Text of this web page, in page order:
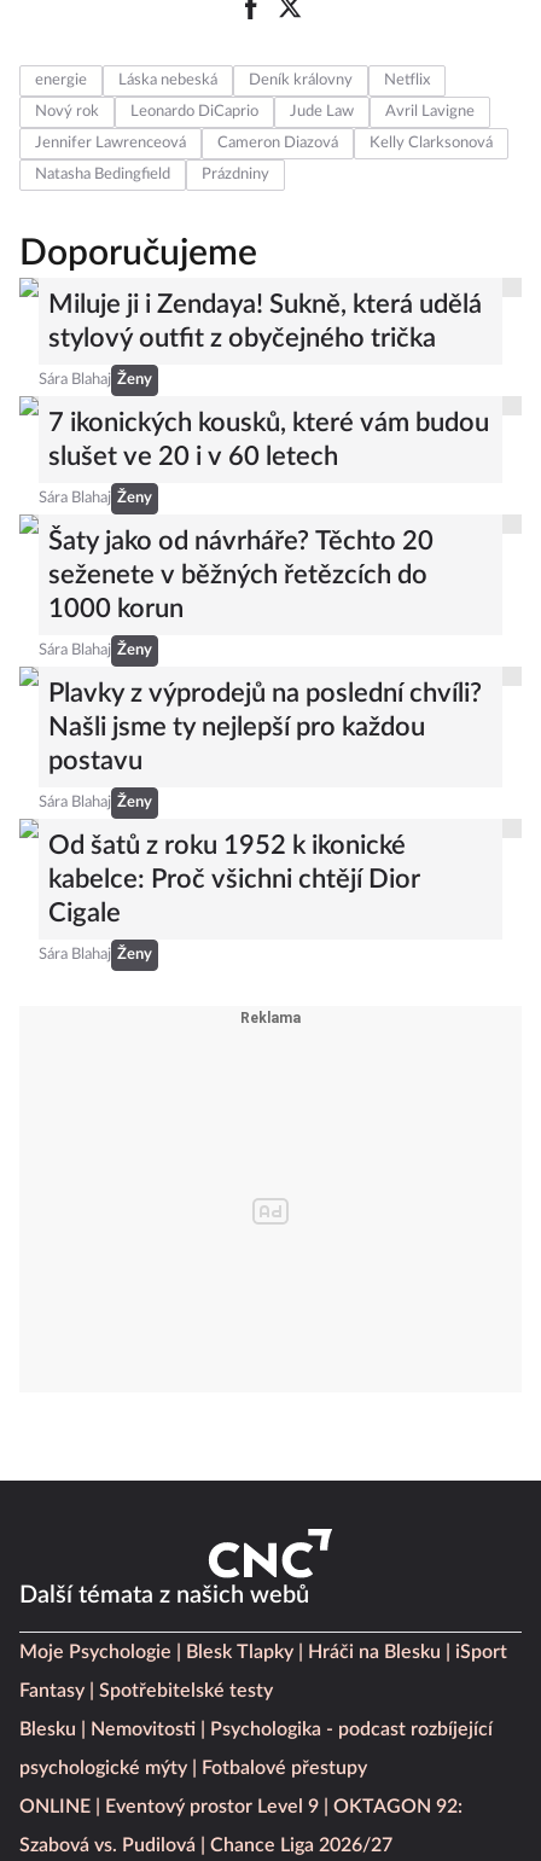
energie Láska nebeská Deník královny
Netflix
Nový rok
Leonardo DiCaprio Jude Law
Avril Lavigne
Jennifer Lawrenceová
Cameron Diazová
Kelly Clarksonová
Natasha Bedingfield
Prázdniny
Doporučujeme
Miluje ji i Zendaya! Sukně, která udělá
stylový outfit z obyčejného trička
Ženy
7 ikonických kousků, které vám budou
Ženy
Šaty jako od návrháře? Těchto 20
seženete v běžných řetězcích do
Ženy
Plavky z výprodejů na poslední chvíli?
Našli jsme ty nejlepší pro každou
postavu
Ženy
Od šatů z roku 1952 k ikonické
kabelce: Proč všichni chtějí Dior
Cigale
Ženy